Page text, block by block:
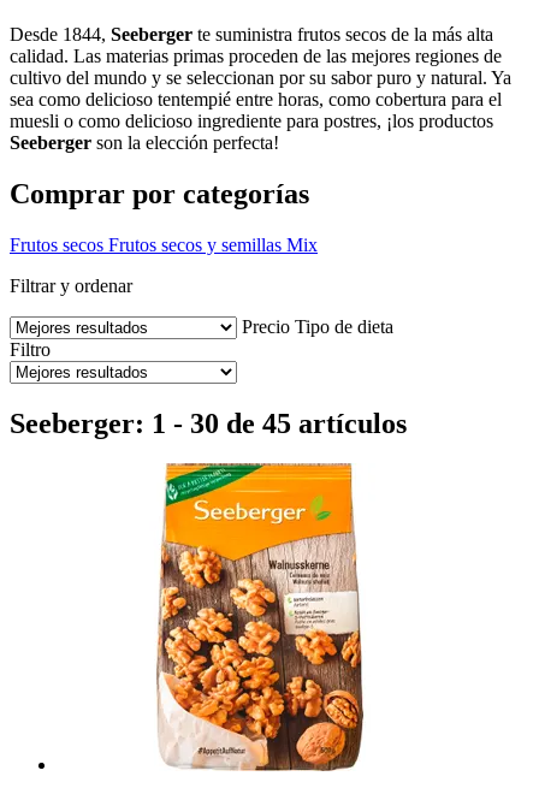
Desde 1844, Seeberger te suministra frutos secos de la más alta
calidad. Las materias primas proceden de las mejores regiones de
cultivo del mundo y se seleccionan por su sabor puro y natural. Ya
sea como delicioso tentempié entre horas, como cobertura para el
muesli o como delicioso ingrediente para postres, ¡los productos
Seeberger son la elección perfecta!
Comprar por categorías
Frutos secos Frutos secos y semillas Mix
Filtrar y ordenar
Precio Tipo de dieta
Filtro
Seeberger: 1 - 30 de 45 artículos